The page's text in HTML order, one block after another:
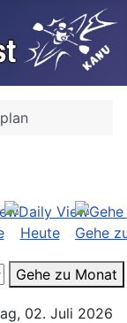
Heute Gehe
Gehe zu Monat
02. Juli 2026